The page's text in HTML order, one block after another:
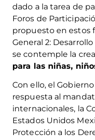
dado a la tarea de
Foros de
propuesto en estos
General 2:
se contemple la
para las niñas,
Con ello, el
respuesta al
internacionales, la
Estados Unidos
Protección a los